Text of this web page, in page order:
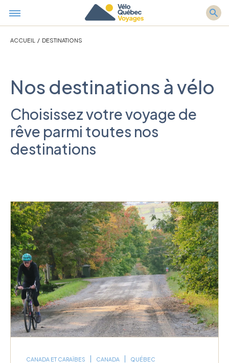
ACCUEIL / DESTINATIONS
Nos destinations à vélo
Choisissez votre voyage de
rêve parmi toutes nos
destinations
CANADA ET CARAÏBES CANADA QUÉBEC